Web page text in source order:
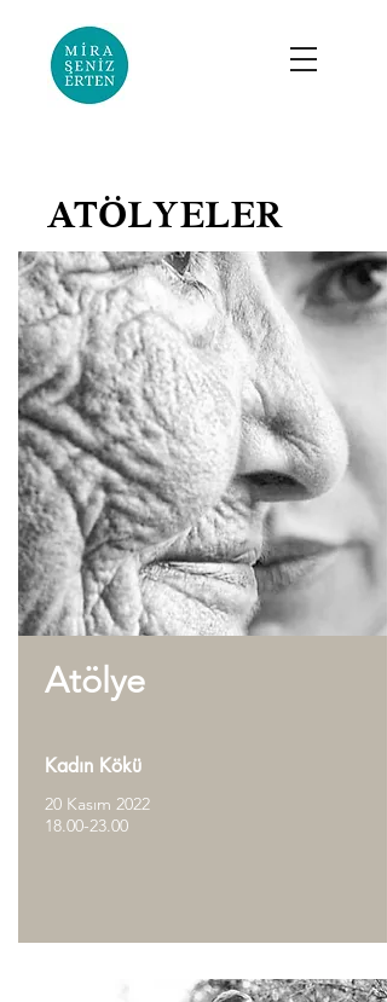
ATÖLYELER
Atölye
Kadın Kökü
20 Kasım 2022
18.00-23.00